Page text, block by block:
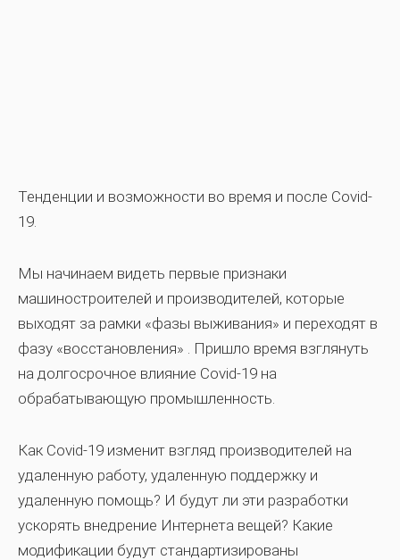
Тенденции и возможности во время и после Covid-
19.
Мы начинаем видеть первые признаки
машиностроителей и производителей, которые
выходят за рамки «фазы выживания» и переходят в
фазу «восстановления» . Пришло время взглянуть
на долгосрочное влияние Covid-19 на
обрабатывающую промышленность.
Как Covid-19 изменит взгляд производителей на
удаленную работу, удаленную поддержку и
удаленную помощь? И будут ли эти разработки
ускорять внедрение Интернета вещей? Какие
модификации будут стандартизированы